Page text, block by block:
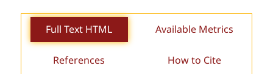
Full Text HTML Available Metrics
References How to Cite